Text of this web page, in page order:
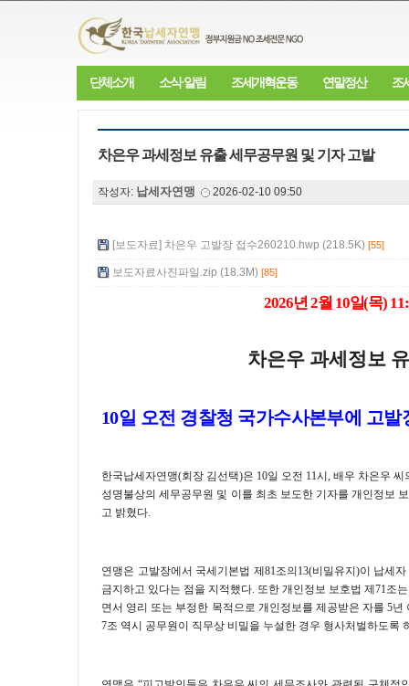
단체소개 소식·알림 조세개혁운동 연말정산 조
차은우 과세정보 유출 세무공무원 및 기자 고발
작성자: 납세자연맹 2026-02-10 09:50
[보도자료] 차은우 고발장 접수260210.hwp (218.5K) [55]
보도자료사진파일.zip (18.3M) [85]
2026년 2월 10일(목)
차은우 과세정보
10일 오전 경찰청 국가수사본부에 고발
한국납세자연맹(회장 김선택)은 10일 오전 11시,배우 차은우 씨
성명불상의 세무공무원 및 이를 최초 보도한 기자를 개인정보
고 밝혔다.
연맹은 고발장에서 국세기본법 제 81조의 13(비밀유지 )이 납세
금지하고 있다는 점을 지적했다. 또한 개인정보 보호법 제 71조
면서 영리 또는 부정한 목적으로 개인정보를 제공받은 자를5년
7조 역시 공무원이 직무상 비밀을 누설한 경우 형사처벌하도록